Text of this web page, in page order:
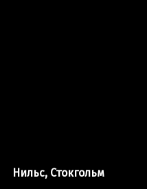
Нильс, Стокгольм